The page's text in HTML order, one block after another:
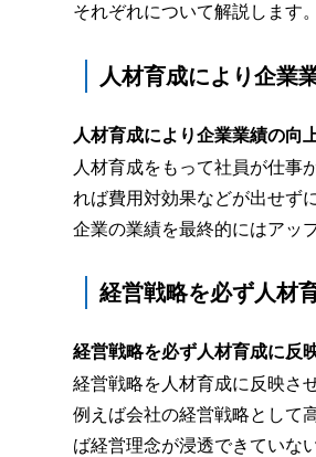
それぞれについて解説します。
人材育成により企業
人材育成により企業業績の向
人材育成をもって社員が仕事
れば費用対効果などが出せず
企業の業績を最終的にはアッ
経営戦略を必ず人材
経営戦略を必ず人材育成に反
経営戦略を人材育成に反映さ
例えば会社の経営戦略として
ば経営理念が浸透できていな